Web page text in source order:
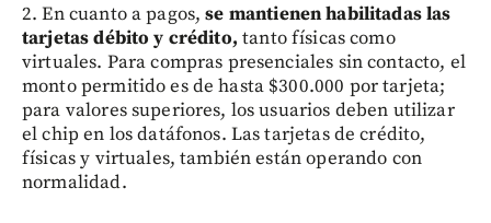
2. En cuanto a pagos,se mantienen habilitadas las
tarjetas débito y crédito, tanto físicas como
virtuales. Para compras presenciales sin contacto, el
monto permitido es de hasta $300.000 por tarjeta;
para valores superiores, los usuarios deben utilizar
el chip en los datáfonos. Las tarjetas de crédito,
físicas y virtuales, también están operando con
normalidad.